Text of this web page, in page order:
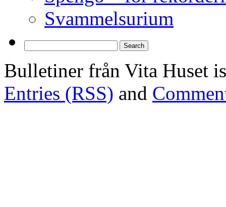
Svammelsurium
Bulletiner från Vita Huset
Entries (RSS) and